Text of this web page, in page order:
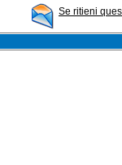
Se ritieni